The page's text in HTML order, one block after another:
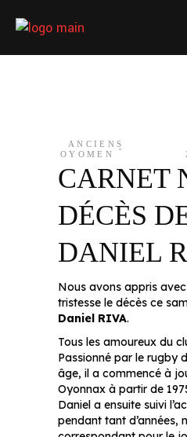
ANCIENS
OYOMEN
CARNET
DÉCÈS
DANIEL
Nous avons appris
tristesse le décès ce
Daniel RIVA.
Tous les amoureux du
Passionné par le rugby
âge, il a commencé à
Oyonnax à partir de
Daniel a ensuite suivi
pendant tant d’années,